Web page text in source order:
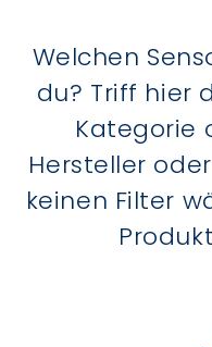
Welchen
du? Triff hier
Kategorie
Hersteller
keinen Filter